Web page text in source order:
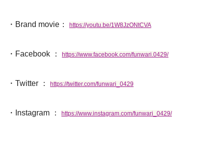
・Brand movie： https://youtu.be/1W8JzONtCVA
・Facebook ： https://www.facebook.com/funwari.0429/
・Twitter ： https://twitter.com/funwari_0429
・Instagram ： https://www.instagram.com/funwari_0429/